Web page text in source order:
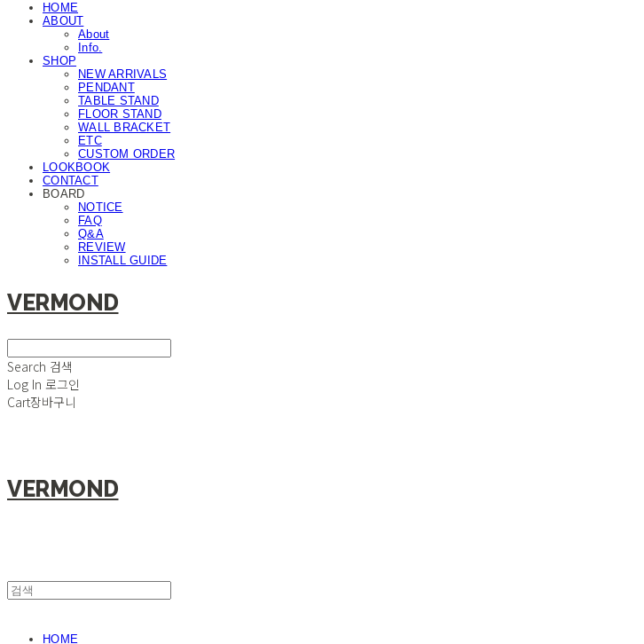
HOME
ABOUT
About
Info.
SHOP
NEW ARRIVALS
PENDANT
TABLE STAND
FLOOR STAND
WALL BRACKET
ETC
CUSTOM ORDER
LOOKBOOK
CONTACT
BOARD
NOTICE
FAQ
Q&A
REVIEW
INSTALL GUIDE
VERMOND
Search 검색
Log In 로그인
Cart장바구니
VERMOND
HOME